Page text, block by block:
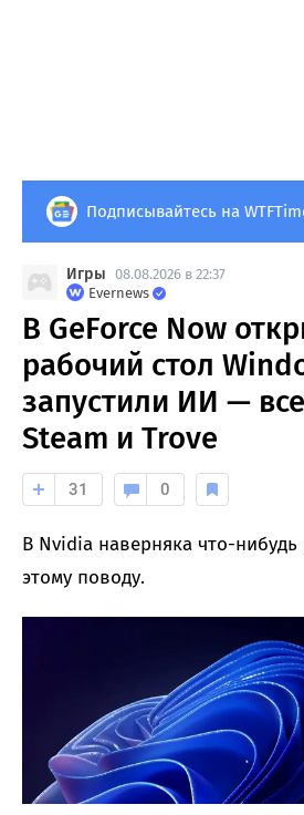
Подписывайтесь на
Игры 08.08.2026 в 22:37
Evernews
В GeForce Now
рабочий стол
запустили ИИ —
Steam и Trove
31 0
В Nvidia наверняка что-
этому поводу.